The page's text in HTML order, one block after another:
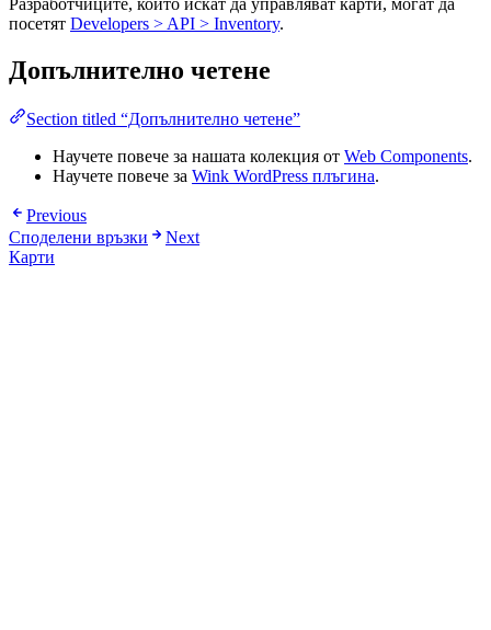
Разработчиците, които искат да управляват карти, могат да
посетят Developers > API > Inventory.
Допълнително четене
Section titled “Допълнително четене”
Научете повече за нашата колекция от Web Components.
Научете повече за Wink WordPress плъгина.
Previous
Споделени връзки
Next
Карти